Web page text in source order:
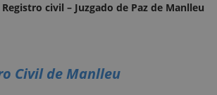
Registro civil – Juzgado de Paz de Manlleu
Civil de Manlleu